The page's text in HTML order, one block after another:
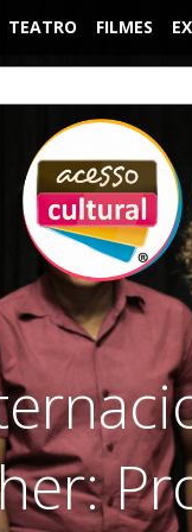
TEATRO FILMES